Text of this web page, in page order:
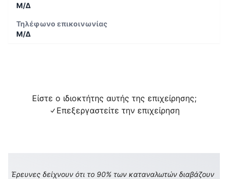
Μ/Δ
Τηλέφωνο επικοινωνίας
Μ/Δ
Είστε ο ιδιοκτήτης αυτής της επιχείρησης;
Επεξεργαστείτε την επιχείρηση
Έρευνες δείχνουν ότι το 90% των καταναλωτών διαβάζουν